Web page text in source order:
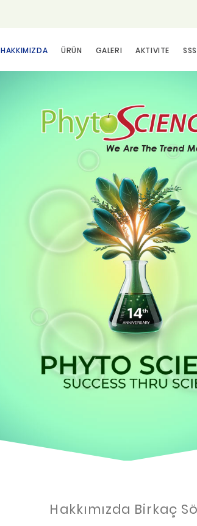
HAKKIMIZDA ÜRÜN GALERI AKTIVITE SSS
Hakkımızda Birkaç